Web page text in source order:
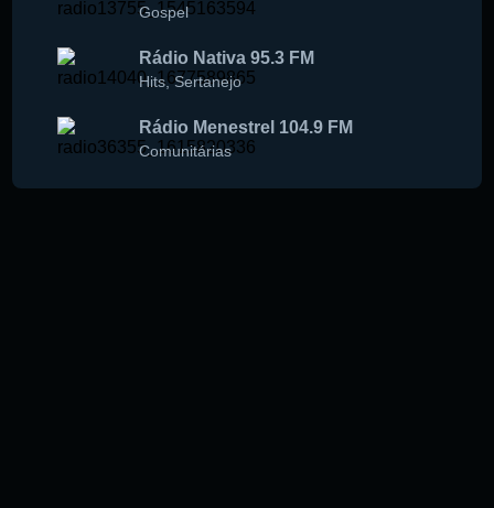
Gospel
Rádio Nativa 95.3 FM
Hits,Sertanejo
Rádio Menestrel 104.9 FM
Comunitárias